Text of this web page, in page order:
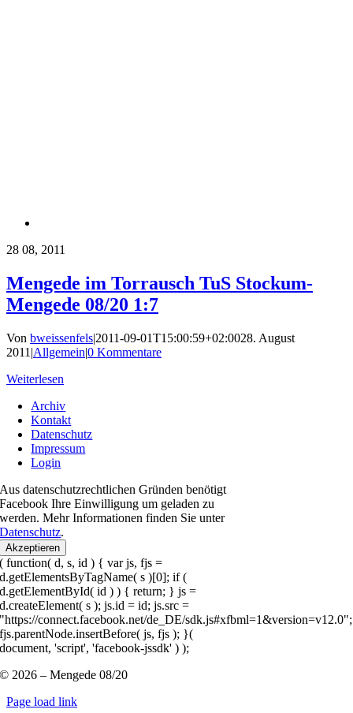
28 08, 2011
Mengede im Torrausch TuS Stockum-
Mengede 08/20 1:7
Von bweissenfels|2011-09-01T15:00:59+02:0028. August
2011 |Allgemein|0 Kommentare
Weiterlesen
Archiv
Kontakt
Datenschutz
Impressum
Login
Aus datenschutzrechtlichen Gründen benötigt
Facebook Ihre Einwilligung um geladen zu
werden. Mehr Informationen finden Sie unter
Datenschutz.
Akzeptieren
( function( d, s, id ) { var js, fjs =
d.getElementsByTagName( s )[0]; if (
d.getElementById( id ) ) { return; } js =
d.createElement( s ); js.id = id; js.src =
"https://connect.facebook.net/de_DE/sdk.js#xfbml=1&version=v12.0";
fjs.parentNode.insertBefore( js, fjs ); }(
document, 'script', 'facebook-jssdk' ) );
© 2026 – Mengede 08/20
Page load link